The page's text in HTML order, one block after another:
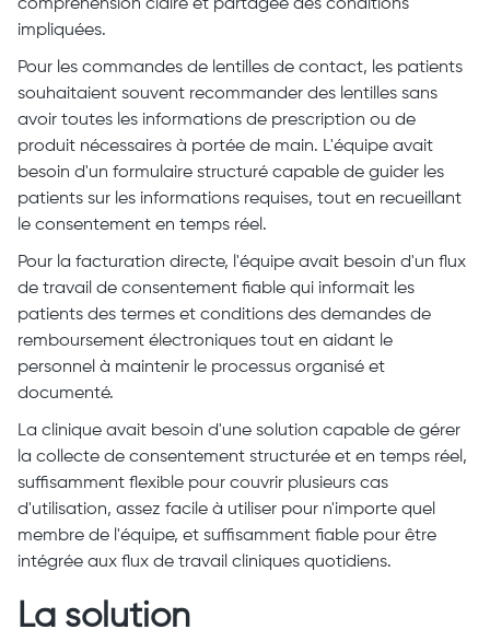
compréhension claire et partagée des conditions
impliquées.
Pour les commandes de lentilles de contact, les patients
souhaitaient souvent recommander des lentilles sans
avoir toutes les informations de prescription ou de
produit nécessaires à portée de main. L'équipe avait
besoin d'un formulaire structuré capable de guider les
patients sur les informations requises, tout en recueillant
le consentement en temps réel.
Pour la facturation directe, l'équipe avait besoin d'un flux
de travail de consentement fiable qui informait les
patients des termes et conditions des demandes de
remboursement électroniques tout en aidant le
personnel à maintenir le processus organisé et
documenté.
La clinique avait besoin d'une solution capable de gérer
la collecte de consentement structurée et en temps réel,
suffisamment flexible pour couvrir plusieurs cas
d'utilisation, assez facile à utiliser pour n'importe quel
membre de l'équipe, et suffisamment fiable pour être
intégrée aux flux de travail cliniques quotidiens.
La solution